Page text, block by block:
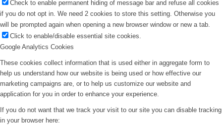
Check to enable permanent hiding of message bar and refuse all cookies
if you do not opt in. We need 2 cookies to store this setting. Otherwise you
will be prompted again when opening a new browser window or new a tab.
Click to enable/disable essential site cookies.
Google Analytics Cookies
These cookies collect information that is used either in aggregate form to
help us understand how our website is being used or how effective our
marketing campaigns are, or to help us customize our website and
application for you in order to enhance your experience.
If you do not want that we track your visit to our site you can disable tracking
in your browser here: